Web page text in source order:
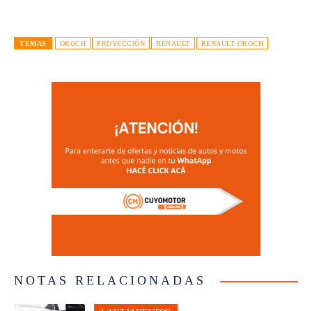
TEMAS OROCH PROYECCIÓN RENAULT RENAULT OROCH
NOTAS RELACIONADAS